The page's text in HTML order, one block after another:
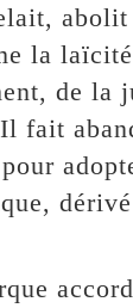
la laïcité
de la
fait